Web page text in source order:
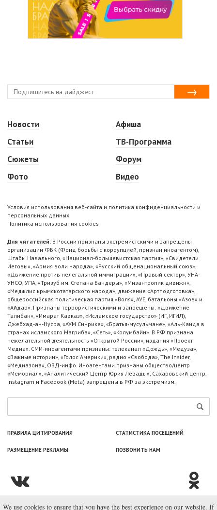
Новости
Статьи
Сюжеты
Фото
Афиша
ТВ-Программа
Форум
Видео
Условия использования веб-сайта и политика конфиденциальности и
персональных данных
Политика использования cookies
Для читателей: В России признаны экстремистскими и запрещены
организации ФБК (Фонд борьбы с коррупцией, признан иноагентом),
Штабы Навального, «Национал-большевистская партия», «Свидетели
Иеговы», «Армия воли народа», «Русский общенациональный союз»,
«Движение против нелегальной иммиграции», «Правый сектор», УНА-
УНСО, УПА, «Тризуб им. Степана Бандеры», «Мизантропик дивижн»,
«Меджлис крымскотатарского народа», движение «Артподготовка»,
общероссийская политическая партия «Воля», АУЕ, батальоны «Азов» и
«Айдар». Признаны террористическими и запрещены: «Движение
Талибан», «Имарат Кавказ», «Исламское государство» (ИГ, ИГИЛ),
Джебхад-ан-Нусра, «АУМ Синрике», «Братья-мусульмане», «Аль-Каида в
странах исламского Магриба», «Сеть», «Колумбайн». В РФ признана
нежелательной деятельность «Открытой России», издания «Проект
Медиа». СМИ-иноагентами признаны: телеканал «Дождь», «Медуза»,
«Важные истории», «Голос Америки», радио «Свобода», The Insider,
«Медиазона», ОВД-инфо. Иноагентами признаны общество/центр
«Мемориал», «Аналитический Центр Юрия Левады», Сахаровский центр.
Instagram и Facebook (Metа) запрещены в РФ за экстремизм.
ПРАВИЛА ЦИТИРОВАНИЯ СТАТИСТИКА ПОСЕЩЕНИЙ
РАЗМЕЩЕНИЕ РЕКЛАМЫ ПОЗВОНИТЬ НАМ
© ООО «Лаборатория Новоcтей», 2003—2026.
We use cookies to ensure that you have the best experience on our website. If